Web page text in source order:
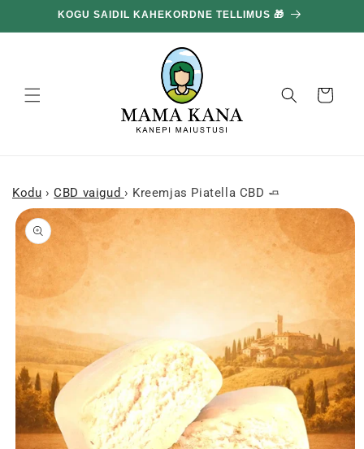
sisu
100G TASUTA IGA 100€ EEST 🔥
Korv
Kodu › CBD vaigud › Kreemjas Piatella CBD 🧈
Mine
tooteinfo
juurde